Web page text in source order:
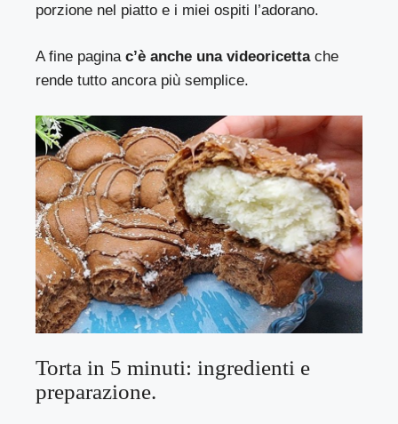
porzione nel piatto e i miei ospiti l’adorano.
A fine paginac’è anche una videoricettache
rende tutto ancora più semplice.
Torta in 5 minuti: ingredienti e
preparazione.